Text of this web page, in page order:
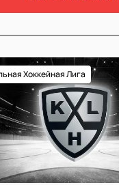
Хоккейная Лига